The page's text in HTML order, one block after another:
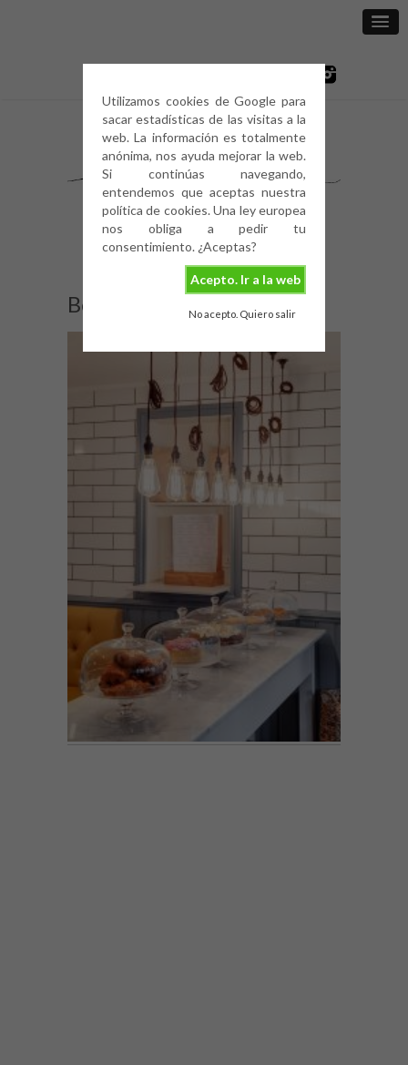
Utilizamos cookies de Google para
sacar estadísticas de las visitas a la
web. La información es totalmente
anónima, nos ayuda mejorar la web.
Si continúas navegando,
entendemos que aceptas nuestra
política de cookies. Una ley europea
nos obliga a pedir tu
consentimiento. ¿Aceptas?
Acepto. Ir a la web
No acepto. Quiero salir
Bombillas edison (1)